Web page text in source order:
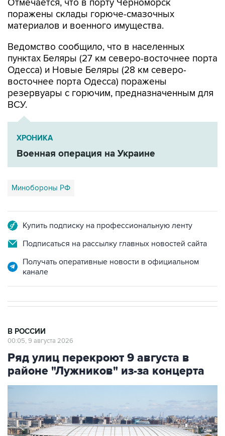
Отмечается, что в порту Черноморск
поражены склады горюче-смазочных
материалов и военного имущества.
Ведомство сообщило, что в населенных
пунктах Беляры (27 км северо-восточнее порта
Одесса) и Новые Беляры (28 км северо-
восточнее порта Одесса) поражены
резервуары с горючим, предназначенным для
ВСУ.
ХРОНИКА
Военная операция на Украине
Минобороны РФ
Купить подписку на профессиональную ленту
Подписаться на рассылку главных новостей сайта
Получать оперативные новости в официальном
канале
В РОССИИ
00:05, 9 августа 2026
Ряд улиц перекроют 9 августа в
районе "Лужников" из-за концерта